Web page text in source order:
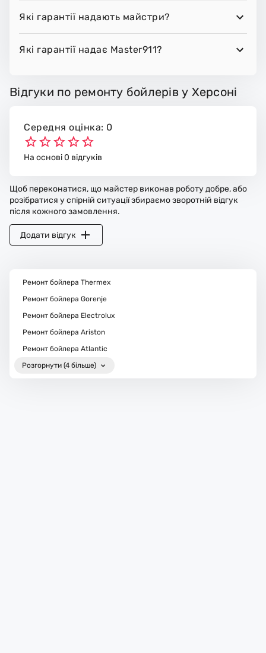
Які гарантії надають майстри?
Які гарантії надає Master911?
Відгуки по ремонту бойлерів у Херсоні
Середня оцінка: 0
На основі 0 відгуків
Щоб переконатися, що майстер виконав роботу добре, або
розібратися у спірній ситуації збираємо зворотній відгук
після кожного замовлення.
Додати відгук
Ремонт бойлера Thermex
Ремонт бойлера Gorenje
Ремонт бойлера Electrolux
Ремонт бойлера Ariston
Ремонт бойлера Atlantic
Розгорнути (4 більше)